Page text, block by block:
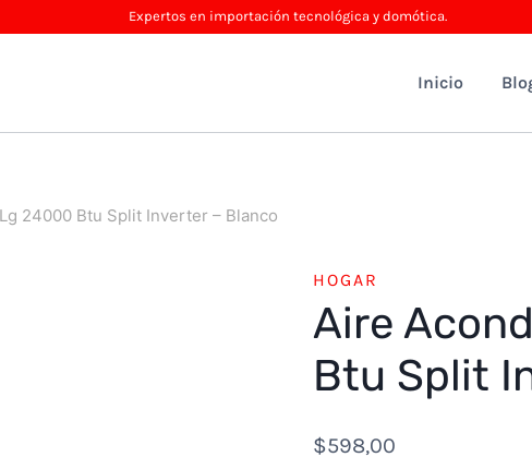
Expertos en importación tecnológica y domótica.
Inicio
24000 Btu Split Inverter – Blanco
HOGAR
Aire
Btu Split
$598,00